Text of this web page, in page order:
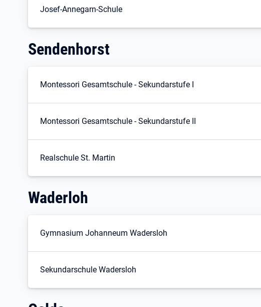
Josef-Annegarn-Schule
Sendenhorst
Montessori Gesamtschule - Sekundarstufe I
Montessori Gesamtschule - Sekundarstufe II
Realschule St. Martin
Waderloh
Gymnasium Johanneum Wadersloh
Sekundarschule Wadersloh